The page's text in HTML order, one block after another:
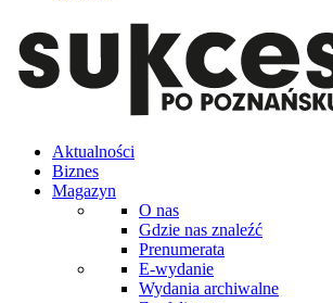
Aktualności
Biznes
Magazyn
O nas
Gdzie nas znaleźć
Prenumerata
E-wydanie
Wydania archiwalne